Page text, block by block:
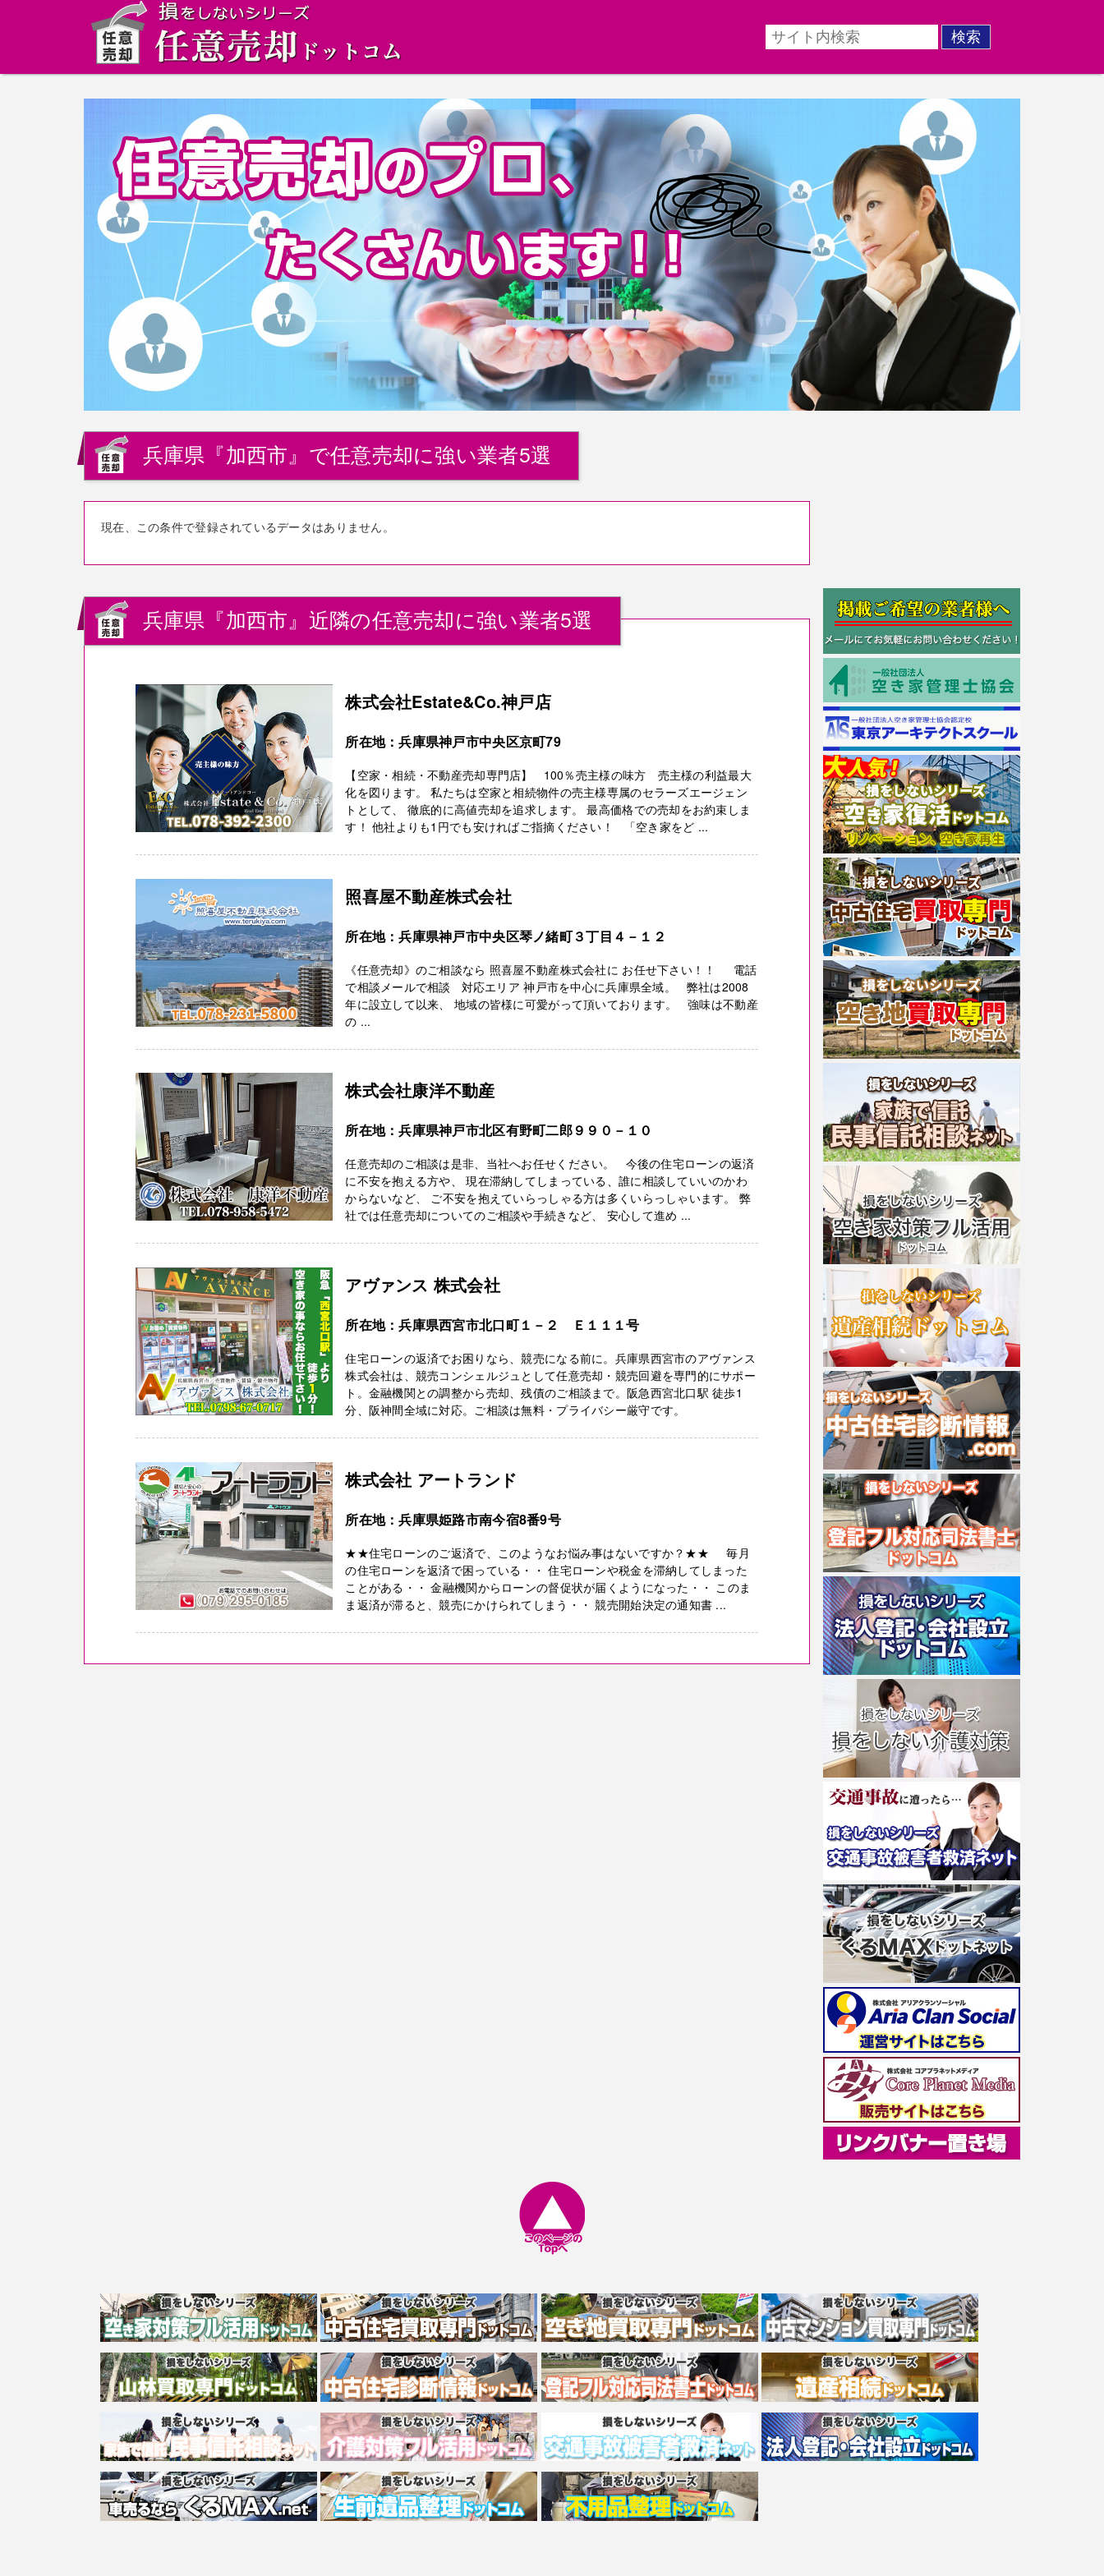
兵庫県『加西市』で任意売却に強い業者5選
現在、この条件で登録されているデータはありません。
兵庫県『加西市』近隣の任意売却に強い業者5選
株式会社Estate&Co.神戸店
所在地：兵庫県神戸市中央区京町79
【空家・相続・不動産売却専門店】 100％売主様の味方 売主様の利益最大
化を図ります。 私たちは空家と相続物件の売主様専属のセラーズエージェン
トとして、 徹底的に高値売却を追求します。 最高価格での売却をお約束しま
す！ 他社よりも1円でも安ければご指摘ください！ 「空き家をど ...
照喜屋不動産株式会社
所在地：兵庫県神戸市中央区琴ノ緒町３丁目４－１２
《任意売却》のご相談なら 照喜屋不動産株式会社に お任せ下さい！！ 電話
で相談メールで相談 対応エリア 神戸市を中心に兵庫県全域。 弊社は2008
年に設立して以来、 地域の皆様に可愛がって頂いております。 強味は不動産
の ...
株式会社康洋不動産
所在地：兵庫県神戸市北区有野町二郎９９０－１０
任意売却のご相談は是非、当社へお任せください。 今後の住宅ローンの返済
に不安を抱える方や、 現在滞納してしまっている、誰に相談していいのかわ
からないなど、 ご不安を抱えていらっしゃる方は多くいらっしゃいます。 弊
社では任意売却についてのご相談や手続きなど、 安心して進め ...
アヴァンス 株式会社
所在地：兵庫県西宮市北口町１－２ Ｅ１１１号
住宅ローンの返済でお困りなら、競売になる前に。兵庫県西宮市のアヴァンス
株式会社は、競売コンシェルジュとして任意売却・競売回避を専門的にサポー
ト。金融機関との調整から売却、残債のご相談まで。阪急西宮北口駅 徒歩1
分、阪神間全域に対応。ご相談は無料・プライバシー厳守です。
株式会社 アートランド
所在地：兵庫県姫路市南今宿8番9号
★★住宅ローンのご返済で、このようなお悩み事はないですか？★★ 毎月
の住宅ローンを返済で困っている・・ 住宅ローンや税金を滞納してしまった
ことがある・・ 金融機関からローンの督促状が届くようになった・・ このま
ま返済が滞ると、競売にかけられてしまう・・ 競売開始決定の通知書 ...